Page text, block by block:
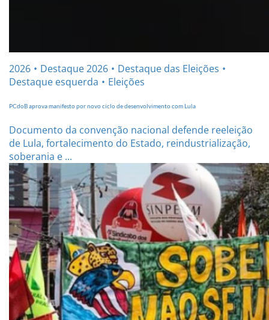
2026 Destaque 2026
Destaque das Eleições
Destaque esquerda
Eleições
PCdoB aprova manifesto por novo ciclo de desenvolvimento com Lula
Documento da convenção nacional defende reeleição
de Lula, fortalecimento do Estado, reindustrialização,
soberania e ...